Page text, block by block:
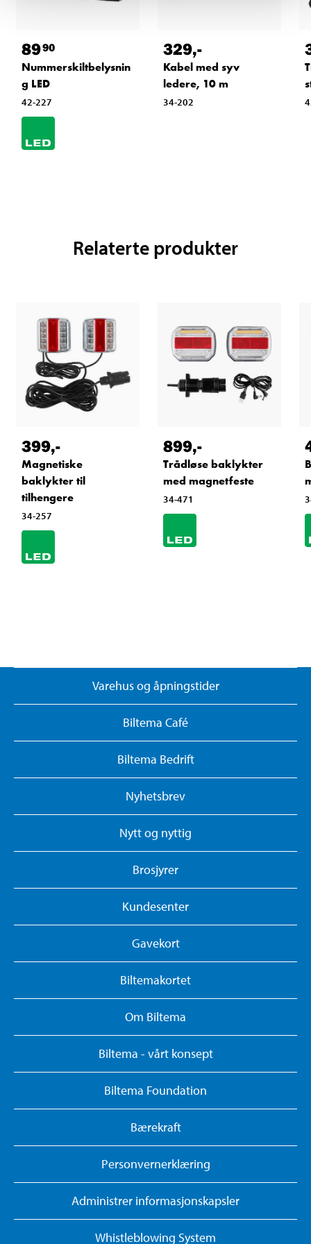
8990
Nummerskiltbelysnin
g LED
42-227
329,-
Kabel med syv
ledere, 10 m
34-202
Relaterte produkter
399,-
Magnetiske
baklykter til
tilhengere
34-257
899,-
Trådløse baklykter
med magnetfeste
34-471
Varehus og åpningstider
Biltema Café
Biltema Bedrift
Nyhetsbrev
Nytt og nyttig
Brosjyrer
Kundesenter
Gavekort
Biltemakortet
Om Biltema
Biltema - vårt konsept
Biltema Foundation
Bærekraft
Personvernerklæring
Administrer informasjonskapsler
Whistleblowing System